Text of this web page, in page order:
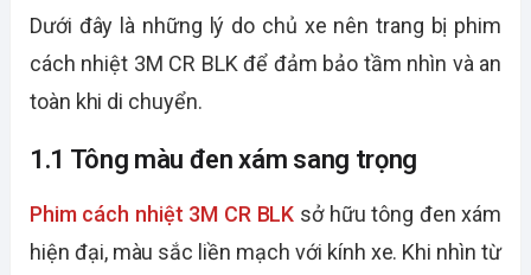
Dưới đây là những lý do chủ xe nên trang bị phim
cách nhiệt 3M CR BLK để đảm bảo tầm nhìn và an
toàn khi di chuyển.
1.1 Tông màu đen xám sang trọng
Phim cách nhiệt 3M CR BLK sở hữu tông đen xám
hiện đại, màu sắc liền mạch với kính xe. Khi nhìn từ